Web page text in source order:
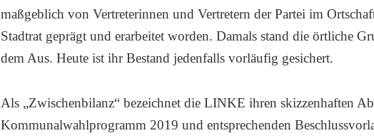
maßgeblich von Vertreterinnen und Vertretern der Partei im
Stadtrat geprägt und erarbeitet worden. Damals stand die örtliche
dem Aus. Heute ist ihr Bestand jedenfalls vorläufig gesichert.
Als „Zwischenbilanz“ bezeichnet die LINKE ihren skizzenhaften
Kommunalwahlprogramm 2019 und entsprechenden